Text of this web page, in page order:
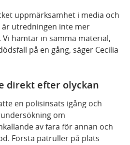
uppmärksamhet i media och
utredningen inte mer
hämtar in samma material,
på en gång, säger Cecilia
direkt efter olyckan
en polisinsats igång och
om
av fara för annan och
Första patruller på plats